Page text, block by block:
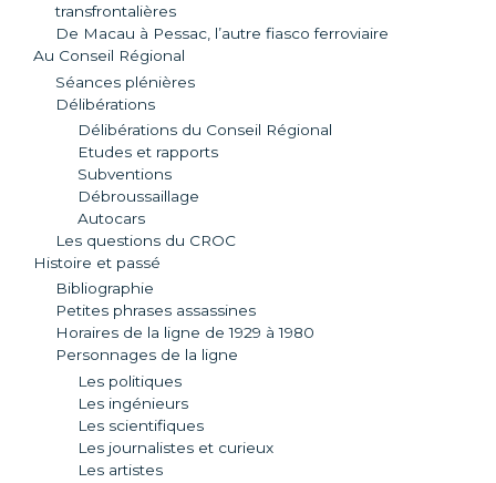
transfrontalières
De Macau à Pessac, l’autre fiasco ferroviaire
Au Conseil Régional
Séances plénières
Délibérations
Délibérations du Conseil Régional
Etudes et rapports
Subventions
Débroussaillage
Autocars
Les questions du CROC
Histoire et passé
Bibliographie
Petites phrases assassines
Horaires de la ligne de 1929 à 1980
Personnages de la ligne
Les politiques
Les ingénieurs
Les scientifiques
Les journalistes et curieux
Les artistes